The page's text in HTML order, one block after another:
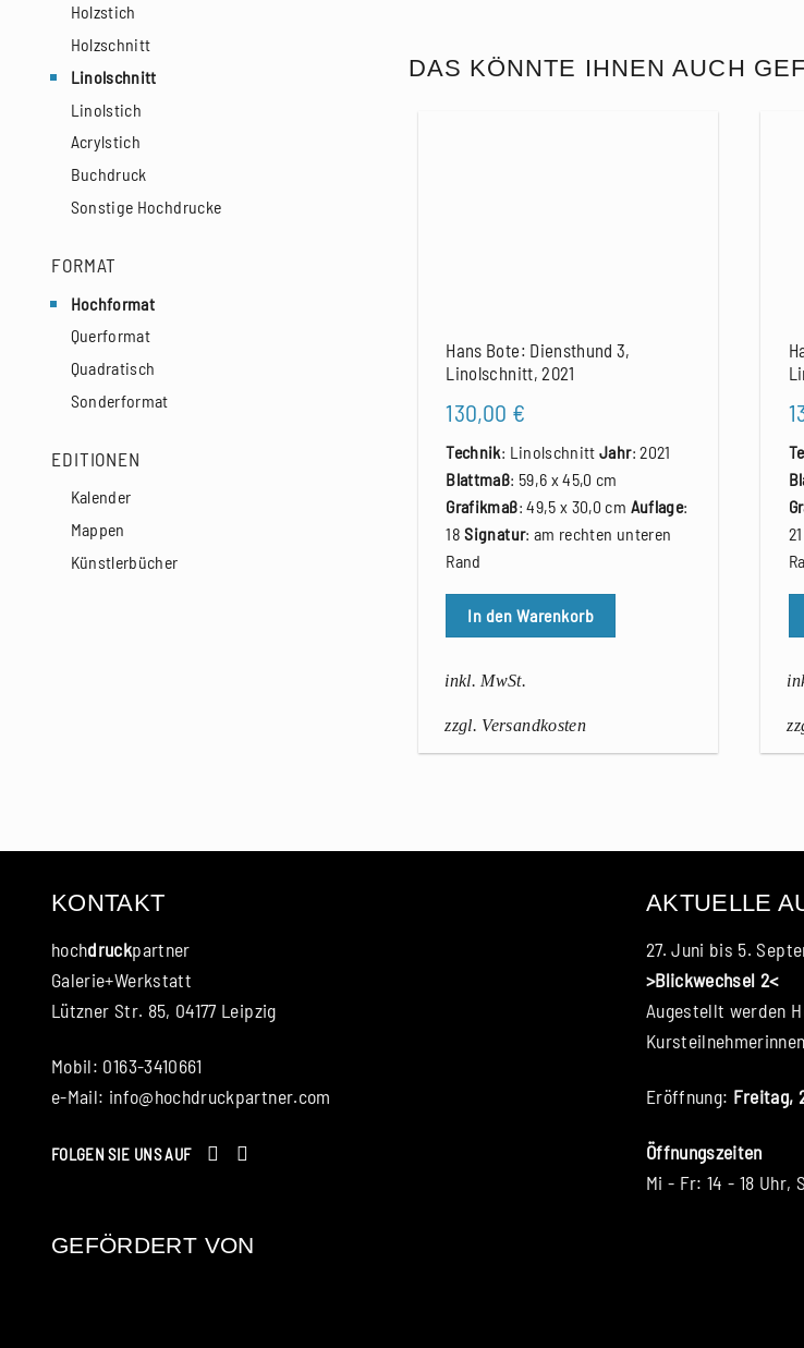
Holzstich
Holzschnitt
Linolschnitt
Linolstich
Acrylstich
Buchdruck
Sonstige Hochdrucke
FORMAT
Hochformat
Querformat
Quadratisch
Sonderformat
EDITIONEN
Kalender
Mappen
Künstlerbücher
DAS KÖNNTE IHNEN AUCH
Hans Bote: Diensthund 3,
Linolschnitt, 2021
130,00 €
Technik: LinolschnittJahr: 2021
Blattmaß: 59,6 x 45,0 cm
Grafikmaß: 49,5 x 30,0 cm Auflage:
18Signatur: am rechten unteren
Rand
In den Warenkorb
inkl. MwSt.
zzgl. Versandkosten
21
KONTAKT
hochdruckpartner
Galerie+Werkstatt
Lützner Str. 85, 04177 Leipzig
Mobil: 0163-3410661
e-Mail: info@hochdruckpartner.com
FOLGEN SIE UNS AUF
GEFÖRDERT VON
AKTUELLE
27. Juni bis 5.
>Blickwechsel 2<
Augestellt werden
Eröffnung: Freitag,
Öffnungszeiten
Mi - Fr: 14 - 18 Uhr,